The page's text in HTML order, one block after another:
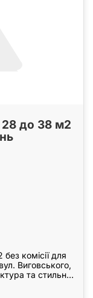
28 до 38 м2
комісії для
Виговського,
та стильний